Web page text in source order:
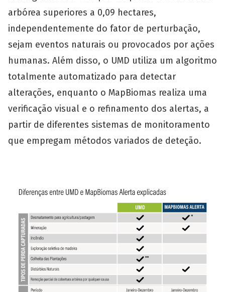
arbórea superiores a 0,09 hectares,
independentemente do fator de perturbação,
sejam eventos naturais ou provocados por ações
humanas. Além disso, o UMD utiliza um algoritmo
totalmente automatizado para detectar
alterações, enquanto o MapBiomas realiza uma
verificação visual e o refinamento dos alertas, a
partir de diferentes sistemas de monitoramento
que empregam métodos variados de deteção.